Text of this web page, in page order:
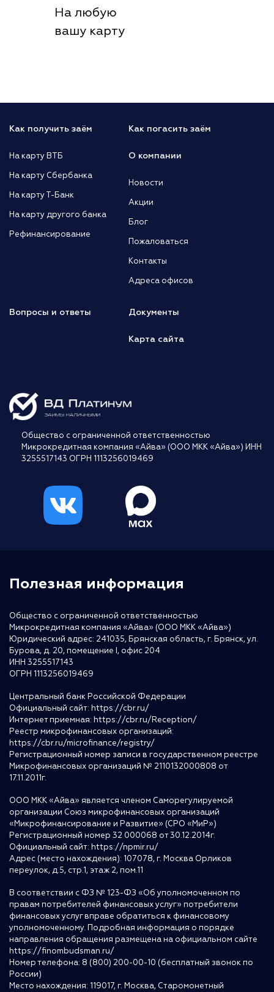
На любую
вашу карту
Как получить заём
На карту ВТБ
На карту Сбербанка
На карту Т-Банк
На карту другого банка
Рефинансирование
Как погасить заём
О компании
Новости
Акции
Блог
Пожаловаться
Контакты
Адреса офисов
Вопросы и ответы Документы
Карта сайта
Общество с ограниченной ответственностью
Микрокредитная компания «Айва» (ООО МКК «Айва») ИНН
3255517143 ОГРН 1113256019469
Полезная информация
Общество с ограниченной ответственностью
Микрокредитная компания «Айва» (ООО МКК «Айва»)
Юридический адрес: 241035, Брянская область, г. Брянск, ул.
Бурова, д. 20, помещение I, офис 204
ИНН 3255517143
ОГРН 1113256019469
Центральный банк Российской Федерации
Официальный сайт: https://cbr.ru/
Интернет приемная: https://cbr.ru/Reception/
Реестр микрофинансовых организаций:
https://cbr.ru/microfinance/registry/
Регистрационный номер записи в государственном реестре
Микрофинансовых организаций № 2110132000808 от
17.11.2011г.
ООО МКК «Айва» является членом Саморегулируемой
организации Союз микрофинансовых организаций
«Микрофинансирование и Развитие» (СРО «МиР»)
Регистрационный номер 32 000068 от 30.12.2014г.
Официальный сайт: https://npmir.ru/
Адрес (место нахождения): 107078, г. Москва Орликов
переулок, д.5, стр.1, этаж 2, пом.11
В соответствии с ФЗ № 123-ФЗ «Об уполномоченном по
правам потребителей финансовых услуг» потребители
финансовых услуг вправе обратиться к финансовому
уполномоченному. Подробная информация о порядке
направления обращения размещена на официальном сайте
https://finombudsman.ru/
Номер телефона: 8 (800) 200-00-10 (бесплатный звонок по
России)
Место нахождения: 119017, г. Москва, Старомонетный